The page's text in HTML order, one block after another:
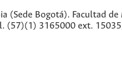
(Sede Bogotá). Facultad
(57)(1) 3165000 ext.